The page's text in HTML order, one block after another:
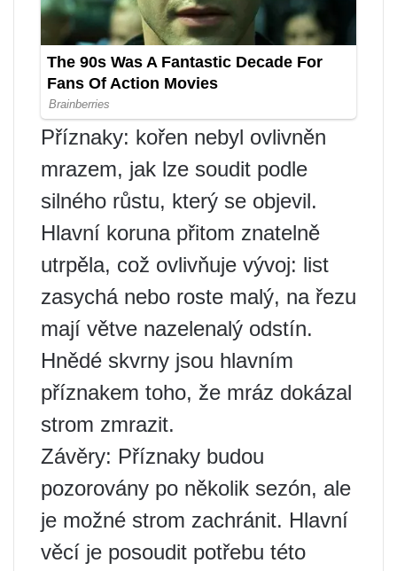
Příznaky: kořen nebyl ovlivněn
mrazem, jak lze soudit podle
silného růstu, který se objevil.
Hlavní koruna přitom znatelně
utrpěla, což ovlivňuje vývoj: list
zasychá nebo roste malý, na řezu
mají větve nazelenalý odstín.
Hnědé skvrny jsou hlavním
příznakem toho, že mráz dokázal
strom zmrazit.
Závěry: Příznaky budou
pozorovány po několik sezón, ale
je možné strom zachránit. Hlavní
věcí je posoudit potřebu této